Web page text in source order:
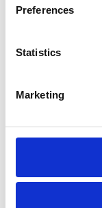
Preferences
Statistics
Marketing
La Škoda